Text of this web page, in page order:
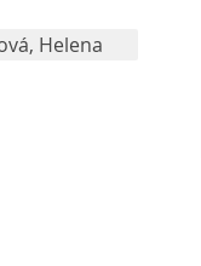
Helena